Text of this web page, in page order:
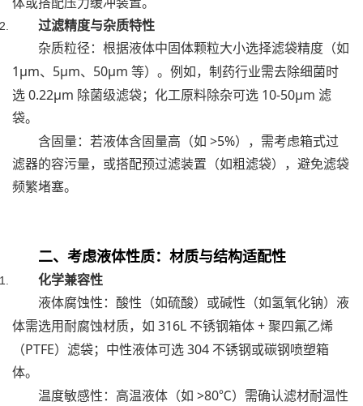
体或搭配压力缓冲装置。
过滤精度与杂质特性
杂质粒径：根据液体中固体颗粒大小选择滤袋精度（如
1μm、 5μm、 50μm 等）。例如，制药行业需去除细菌时
选 0.22μm 除菌级滤袋；化工原料除杂可选 10-50μm 滤
袋。
含固量：若液体含固量高（如 >5%），需考虑箱式过
滤器的容污量，或搭配预过滤装置（如粗滤袋），避免滤袋
频繁堵塞。
二、考虑液体性质：材质与结构适配性
化学兼容性
液体腐蚀性：酸性（如硫酸）或碱性（如氢氧化钠）液
体需选用耐腐蚀材质，如 316L 不锈钢箱体 + 聚四氟乙烯
（PTFE）滤袋；中性液体可选 304 不锈钢或碳钢喷塑箱
体。
温度敏感性：高温液体（如 >80℃）需确认滤材耐温性